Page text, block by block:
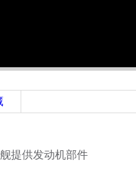
提供发动机部件